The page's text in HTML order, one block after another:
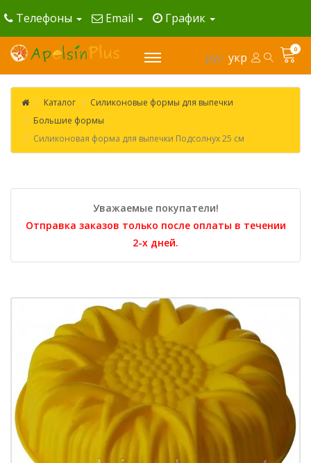
Телефоны Email График
рус укр
0
Каталог
Силиконовые формы для выпечки
Большие формы
Силиконовая форма для выпечки Подсолнух 25 см
Уважаемые покупатели!
Отправка заказов только после оплаты в течении
2-х дней.